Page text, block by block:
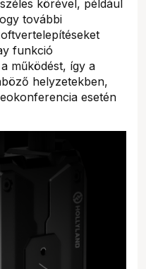
körével, például
további
funkció
működést, így a
helyzetekben,
esetén